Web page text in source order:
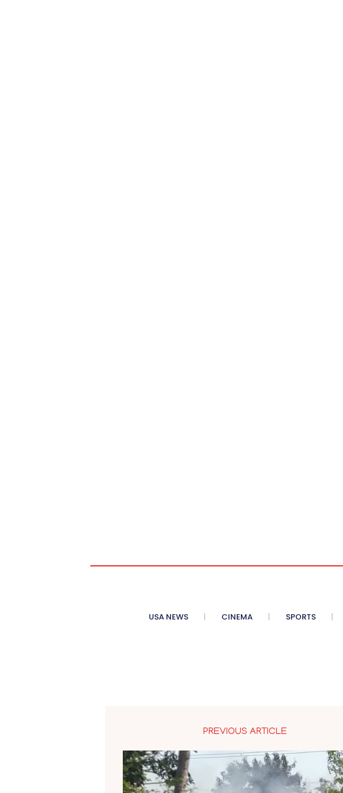
USA NEWS CINEMA SPORTS
PREVIOUS ARTICLE